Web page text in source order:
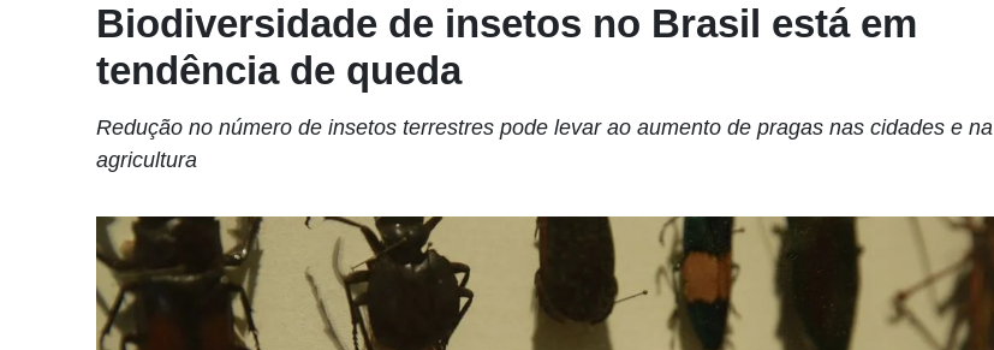
Biodiversidade de insetos no Brasil está em
tendência de queda
Redução no número de insetos terrestres pode levar ao aumento de pragas nas cidades e na
agricultura